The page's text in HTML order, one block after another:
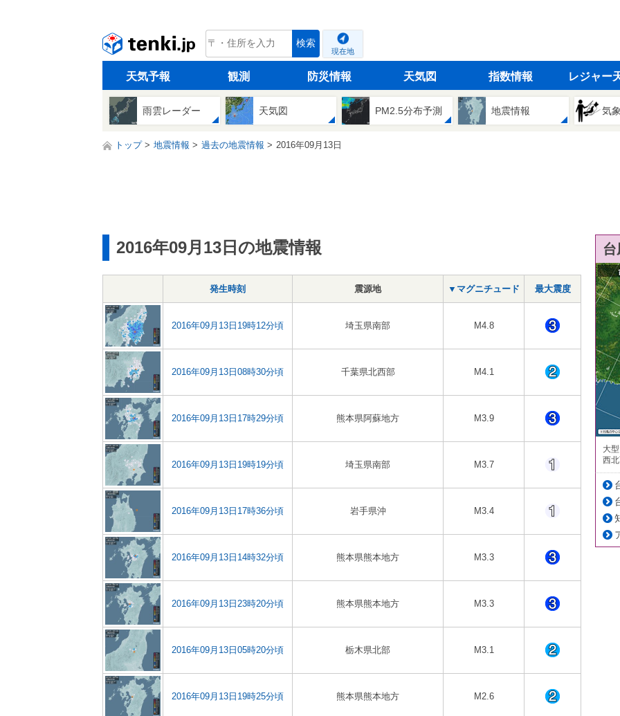
tenki.jp 検索
現在地
天気予報 観測 防災情報 天気図 指数情報 レジャー
雨雲レーダー 天気図 PM2.5分布予測 地震情報 気
トップ 地震情報 過去の地震情報 2016年09月13日
2016年09月13日の地震情報
発生時刻 震源地 ▼マグニチュード 最大震度
2016年09月13日19時12分頃 埼玉県南部 M4.8
2016年09月13日08時30分頃 千葉県北西部 M4.1
2016年09月13日17時29分頃 熊本県阿蘇地方 M3.9
2016年09月13日19時19分頃 埼玉県南部 M3.7
2016年09月13日17時36分頃 岩手県沖 M3.4
2016年09月13日14時32分頃 熊本県熊本地方 M3.3
2016年09月13日23時20分頃 熊本県熊本地方 M3.3
2016年09月13日05時20分頃 栃木県北部 M3.1
2016年09月13日19時25分頃 熊本県熊本地方 M2.6
大
西